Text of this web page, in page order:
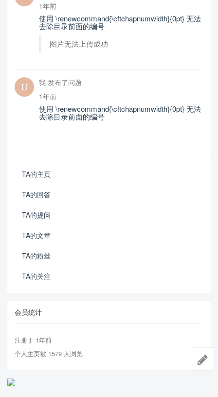
1年前
使用 \renewcommand{\cftchapnumwidth}{0pt} 无法
去除目录前面的编号
图片无法上传成功
我 发布了问题
1年前
使用 \renewcommand{\cftchapnumwidth}{0pt} 无法
去除目录前面的编号
TA的主页
TA的回答
TA的提问
TA的文章
TA的粉丝
TA的关注
会员统计
注册于 1年前
个人主页被 1579 人浏览